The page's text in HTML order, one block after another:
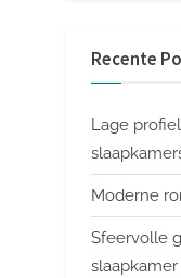
Recente
Lage
Moderne
Sfeervolle